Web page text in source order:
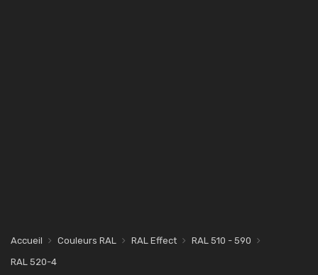
Accueil Couleurs RAL RAL Effect
RAL 510 - 590
RAL 520-4